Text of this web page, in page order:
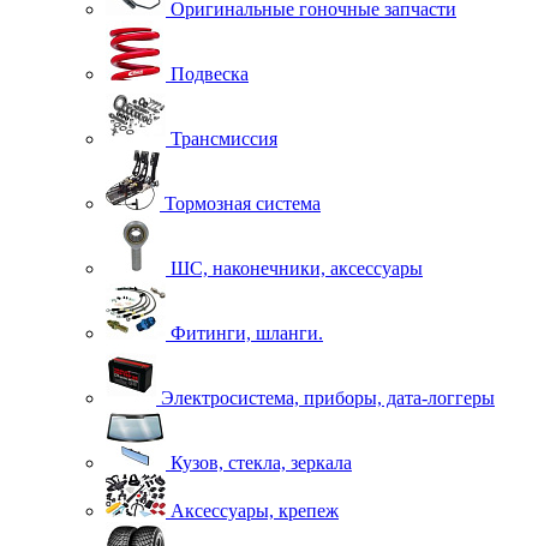
Оригинальные гоночные запчасти
Подвеска
Трансмиссия
Тормозная система
ШС, наконечники, аксессуары
Фитинги, шланги.
Электросистема, приборы, дата-логгеры
Кузов, стекла, зеркала
Аксессуары, крепеж